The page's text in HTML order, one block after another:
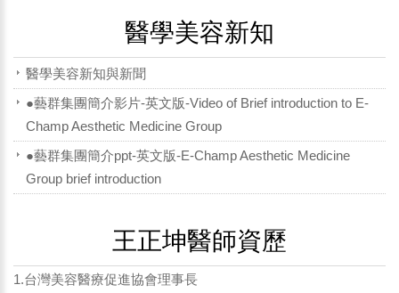
醫學美容新知
醫學美容新知與新聞
●藝群集團簡介影片-英文版-Video of Brief introduction to E-
Champ Aesthetic Medicine Group
●藝群集團簡介ppt-英文版-E-Champ Aesthetic Medicine
Group brief introduction
王正坤醫師資歷
1.台灣美容醫療促進協會理事長